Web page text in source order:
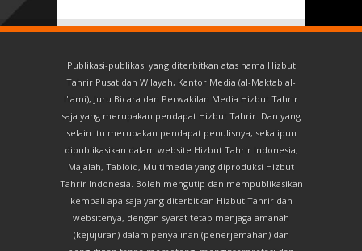
Publikasi-publikasi yang diterbitkan atas nama Hizbut
Tahrir Pusat dan Wilayah, Kantor Media (al-Maktab al-
I'lami), Juru Bicara dan Perwakilan Media Hizbut Tahrir
saja yang merupakan pendapat Hizbut Tahrir. Dan yang
selain itu merupakan pendapat penulisnya, sekalipun
dipublikasikan dalam website Hizbut Tahrir Indonesia,
Majalah, Tabloid, Multimedia yang diproduksi Hizbut
Tahrir Indonesia. Boleh mengutip dan mempublikasikan
kembali apa saja yang diterbitkan Hizbut Tahrir dan
websitenya, dengan syarat tetap menjaga amanah
(kejujuran) dalam penyalinan (penerjemahan) dan